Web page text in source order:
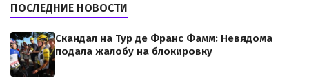
ПОСЛЕДНИЕ НОВОСТИ
Скандал на Тур де Франс Фамм: Невядома
подала жалобу на блокировку